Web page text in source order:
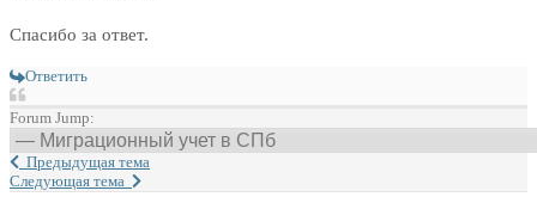
Спасибо за ответ.
Ответить
Forum Jump:
Предыдущая тема
Следующая тема